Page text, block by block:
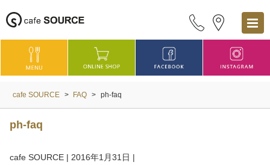
cafe SOURCE > FAQ > ph-faq
ph-faq
cafe SOURCE | 2016年1月31日 |